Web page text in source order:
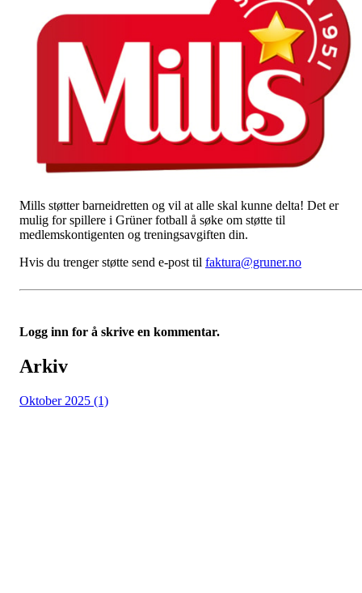
Mills støtter barneidretten og vil at alle skal kunne delta! Det er
mulig for spillere i Grüner fotball å søke om støtte til
medlemskontigenten og treningsavgiften din.
Hvis du trenger støtte send e-post til faktura@gruner.no
Logg inn for å skrive en kommentar.
Arkiv
Oktober 2025 (1)